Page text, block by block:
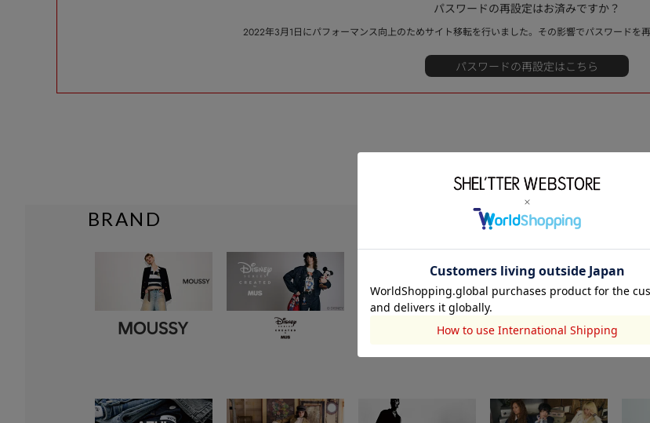
パスワードの再設定はお済みですか？
2022年3月1日にパフォーマンス向上のためサイト移転を行いました。その影響でパスワードを
BRAND